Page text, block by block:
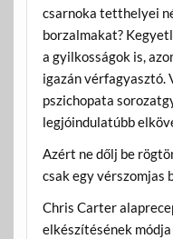
csarnoka tetthelyei
borzalmakat?
a gyilkosságok is,
igazán vérfagyasztó.
pszichopata
legjóindulatúbb
Azért ne dőlj be
csak egy vérszomjas
Chris Carter
elkészítésének